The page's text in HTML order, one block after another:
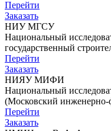
Перейти
Заказать
НИУ МГСУ
Национальный
государственный
Перейти
Заказать
НИЯУ МИФИ
Национальный
(Московский инженерно-
Перейти
Заказать